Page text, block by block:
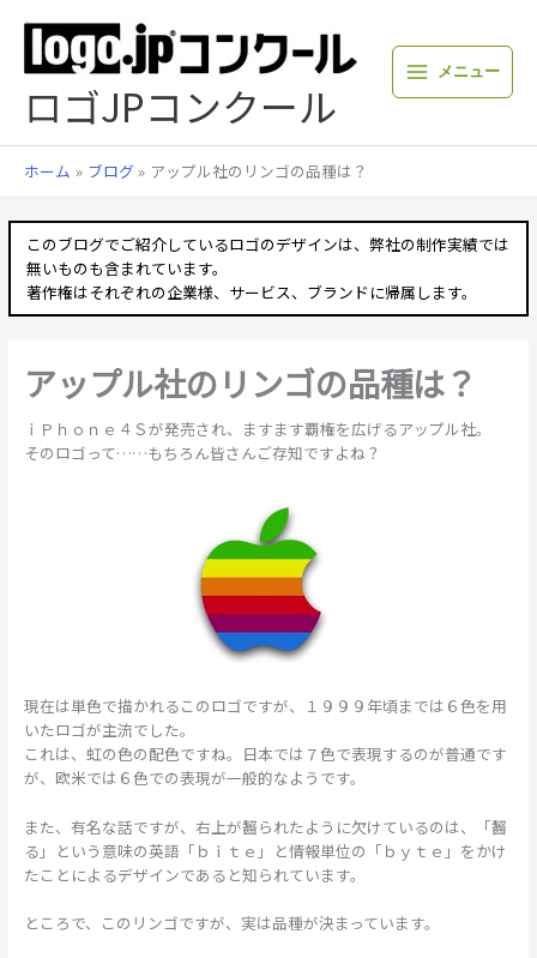
プ
ロゴJPコンクール
メニュー
ホーム ブログ アップル社のリンゴの品種は？
このブログでご紹介しているロゴのデザインは、弊社の制作実績では
無いものも含まれています。
著作権はそれぞれの企業様、サービス、ブランドに帰属します。
アップル社のリンゴの品種は？
ｉＰｈｏｎｅ４Ｓが発売され、ますます覇権を広げるアップル社。
そのロゴって……もちろん皆さんご存知ですよね？
現在は単色で描かれるこのロゴですが、１９９９年頃までは６色を用
いたロゴが主流でした。
これは、虹の色の配色ですね。日本では７色で表現するのが普通です
が、欧米では６色での表現が一般的なようです。
また、有名な話ですが、右上が齧られたように欠けているのは、「齧
る」という意味の英語「ｂｉｔｅ」と情報単位の「ｂｙｔｅ」をかけ
たことによるデザインであると知られています。
ところで、このリンゴですが、実は品種が決まっています。